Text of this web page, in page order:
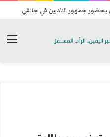
بحضور جمهور الناديين في جانفي